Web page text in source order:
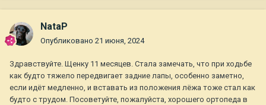
NataP
Опубликовано 21 июня, 2024
Здравствуйте. Щенку 11 месяцев. Стала замечать, что при ходьбе
как будто тяжело передвигает задние лапы, особенно заметно,
если идёт медленно, и вставать из положения лёжа тоже стал как
будто с трудом. Посоветуйте, пожалуйста, хорошего ортопеда в